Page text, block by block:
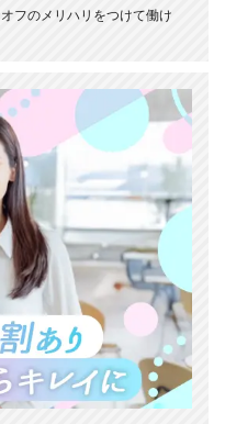
フのメリハリをつけて働け